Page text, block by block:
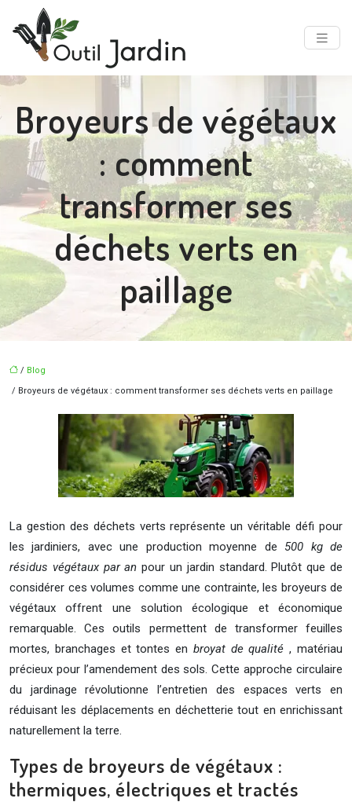
Broyeurs de végétaux
: comment
transformer ses
déchets verts en
paillage
/ Blog
/ Broyeurs de végétaux : comment transformer ses déchets verts en paillage
La gestion des déchets verts représente un véritable défi pour
les jardiniers, avec une production moyenne de 500 kg de
résidus végétaux par anpour un jardin standard. Plutôt que de
considérer ces volumes comme une contrainte, les broyeurs de
végétaux offrent une solution écologique et économique
remarquable. Ces outils permettent de transformer feuilles
mortes, branchages et tontes en broyat de qualité, matériau
précieux pour l’amendement des sols. Cette approche circulaire
du jardinage révolutionne l’entretien des espaces verts en
réduisant les déplacements en déchetterie tout en enrichissant
naturellement la terre.
Types de broyeurs de végétaux :
thermiques, électriques et tractés